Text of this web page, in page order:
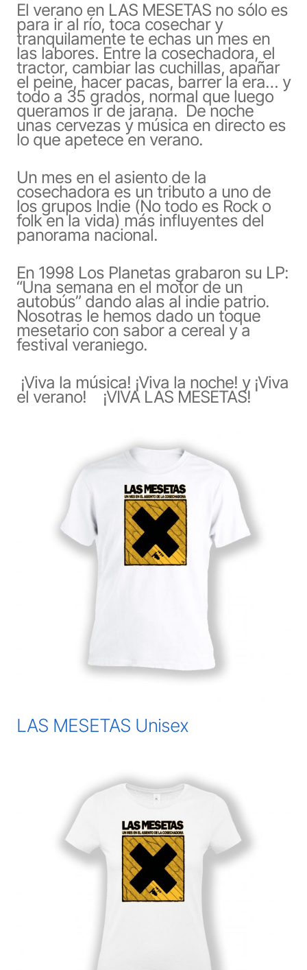
El verano en LAS MESETAS no sólo es
para ir al río, toca cosechar y
tranquilamente te echas un mes en
las labores. Entre la cosechadora, el
tractor, cambiar las cuchillas, apañar
el peine, hacer pacas, barrer la era… y
todo a 35 grados, normal que luego
queramos ir de jarana. De noche
unas cervezas y música en directo es
lo que apetece en verano.
Un mes en el asiento de la
cosechadora es un tributo a uno de
los grupos Indie (No todo es Rock o
folk en la vida) más influyentes del
panorama nacional.
En 1998 Los Planetas grabaron su LP:
“Una semana en el motor de un
autobús” dando alas al indie patrio.
Nosotras le hemos dado un toque
mesetario con sabor a cereal y a
festival veraniego.
¡Viva la música! ¡Viva la noche! y ¡Viva
el verano! ¡VIVA LAS MESETAS!
LAS MESETAS Unisex